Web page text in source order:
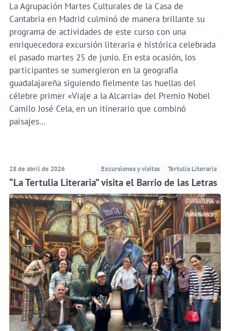
La Agrupación Martes Culturales de la Casa de
Cantabria en Madrid culminó de manera brillante su
programa de actividades de este curso con una
enriquecedora excursión literaria e histórica celebrada
el pasado martes 25 de junio. En esta ocasión, los
participantes se sumergieron en la geografía
guadalajareña siguiendo fielmente las huellas del
célebre primer «Viaje a la Alcarria» del Premio Nobel
Camilo José Cela, en un itinerario que combinó
paisajes…
28 de abril de 2026 Excursiones y visitas Tertulia Literaria
“La Tertulia Literaria” visita el Barrio de las Letras